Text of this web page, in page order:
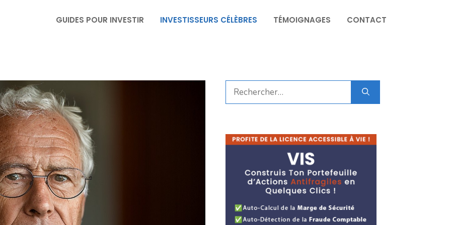
GUIDES POUR INVESTIR INVESTISSEURS CÉLÈBRES TÉMOIGNAGES CONTACT
Rechercher :